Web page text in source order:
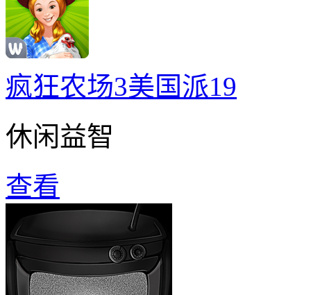
疯狂农场3美国派19
休闲益智
查看